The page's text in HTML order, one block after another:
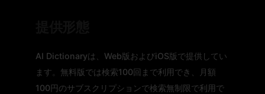
AI Dictionaryは、Web版およびiOS版で提供してい
ます。無料版では検索100回まで利用でき、月額
100円のサブスクリプションで検索無制限で利用で